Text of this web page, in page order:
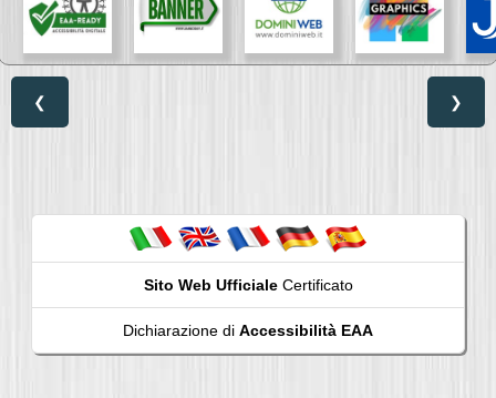
❮ ❯
Sito Web UfficialeCertificato
Dichiarazione di Accessibilità EAA